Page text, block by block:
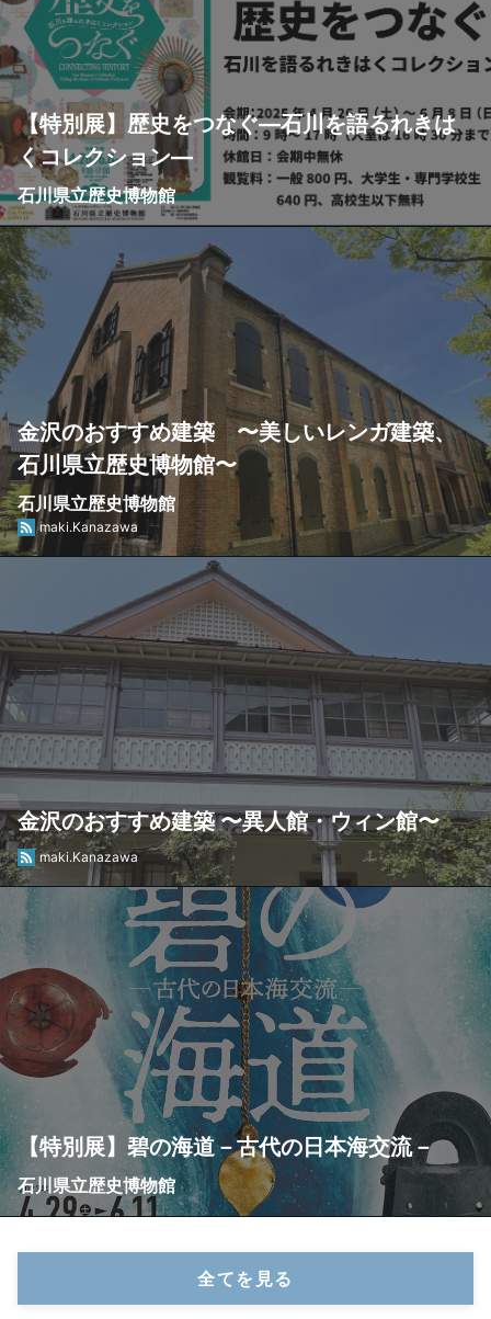
【特別展】歴史をつなぐ―石川を語るれきは
くコレクション―
石川県立歴史博物館
金沢のおすすめ建築 〜美しいレンガ建築、
石川県立歴史博物館〜
石川県立歴史博物館
maki.Kanazawa
金沢のおすすめ建築 〜異人館・ウィン館〜
maki.Kanazawa
【特別展】碧の海道－古代の日本海交流－
石川県立歴史博物館
全てを見る